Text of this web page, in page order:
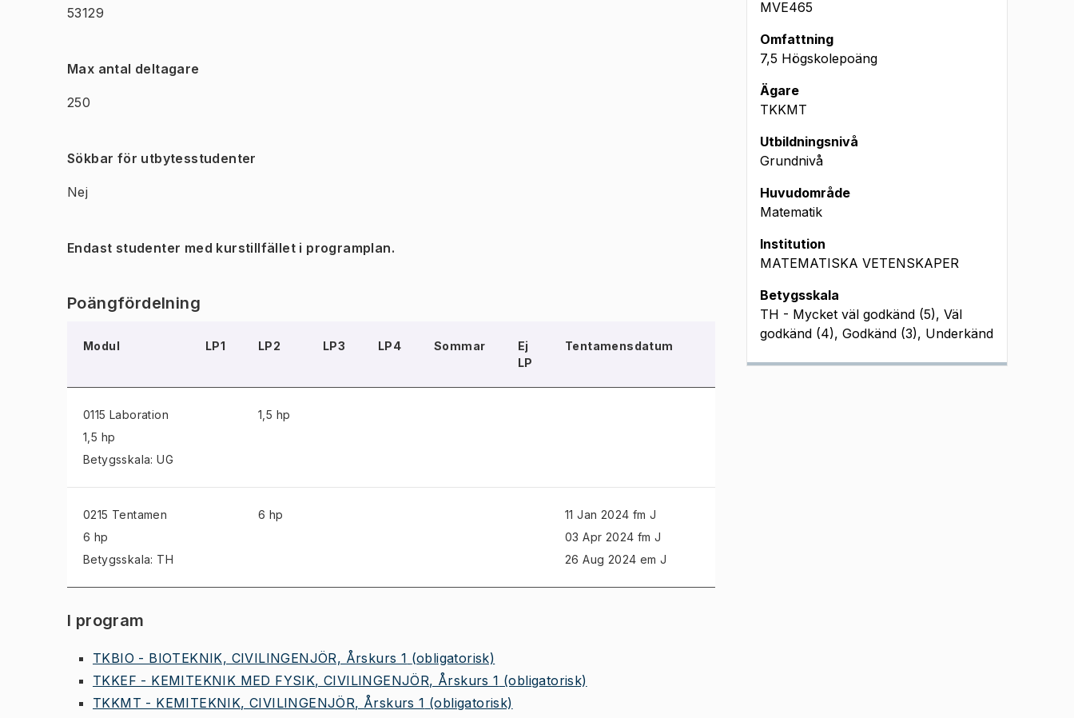
53129
Max antal deltagare
250
Sökbar för utbytesstudenter
Nej
Endast studenter med kurstillfället i programplan.
Poängfördelning
Modul LP1 LP2 LP3 LP4 Sommar
Ej
LP
Tentamensdatum
0115 Laboration
1,5 hp
Betygsskala: UG
1,5 hp
0215 Tentamen
6 hp
Betygsskala: TH
6 hp
11 Jan 2024 fm J
03 Apr 2024 fm J
26 Aug 2024 em J
I program
TKBIO - BIOTEKNIK, CIVILINGENJÖR, Årskurs 1 (obligatorisk)
TKKEF - KEMITEKNIK MED FYSIK, CIVILINGENJÖR, Årskurs 1 (obligatorisk)
TKKMT - KEMITEKNIK, CIVILINGENJÖR, Årskurs 1 (obligatorisk)
MVE465
Omfattning
7,5 Högskolepoäng
Ägare
TKKMT
Utbildningsnivå
Grundnivå
Huvudområde
Matematik
Institution
MATEMATISKA VETENSKAPER
Betygsskala
TH - Mycket väl godkänd (5), Väl
godkänd (4), Godkänd (3), Underkänd